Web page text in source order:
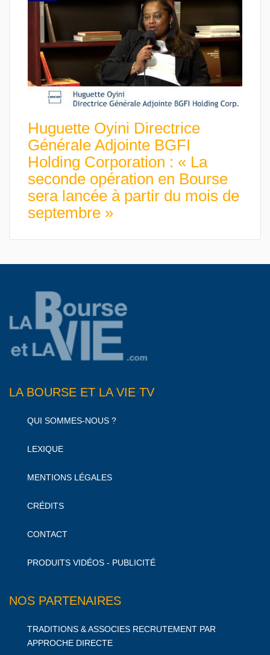
Huguette Oyini Directrice
Générale Adjointe BGFI
Holding Corporation : « La
seconde opération en Bourse
sera lancée à partir du mois de
septembre »
LA BOURSE ET LA VIE TV
QUI SOMMES-NOUS ?
LEXIQUE
MENTIONS LÉGALES
CRÉDITS
CONTACT
PRODUITS VIDÉOS - PUBLICITÉ
NOS PARTENAIRES
TRADITIONS & ASSOCIES RECRUTEMENT PAR
APPROCHE DIRECTE